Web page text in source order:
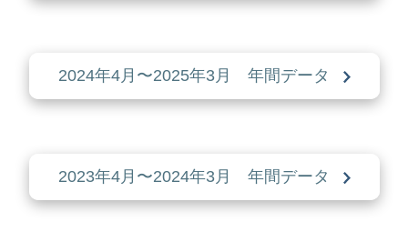
2024年4月〜2025年3月 年間データ
2023年4月〜2024年3月 年間データ